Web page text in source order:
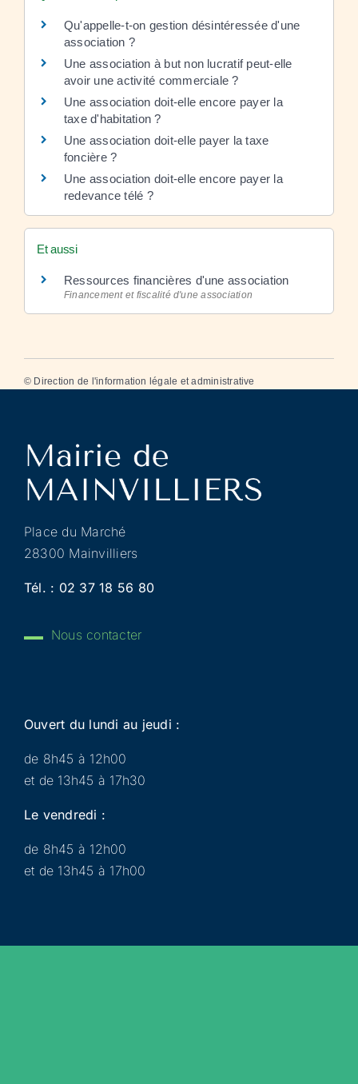
Qu'appelle-t-on gestion désintéressée d'une
association ?
Une association à but non lucratif peut-elle
avoir une activité commerciale ?
Une association doit-elle encore payer la
taxe d'habitation ?
Une association doit-elle payer la taxe
foncière ?
Une association doit-elle encore payer la
redevance télé ?
Et aussi
Ressources financières d'une association
Financement et fiscalité d'une association
© Direction de l'information légale et administrative
Place du Marché
28300 Mainvilliers
Tél. : 02 37 18 56 80
Nous contacter
Ouvert du lundi au jeudi :
de 8h45 à 12h00
et de 13h45 à 17h30
Le vendredi :
de 8h45 à 12h00
et de 13h45 à 17h00